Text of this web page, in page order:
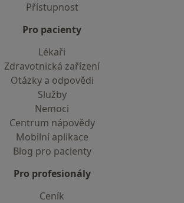
Přístupnost
Pro pacienty
Lékaři
Zdravotnická zařízení
Otázky a odpovědi
Služby
Nemoci
Centrum nápovědy
Mobilní aplikace
Blog pro pacienty
Pro profesionály
Ceník